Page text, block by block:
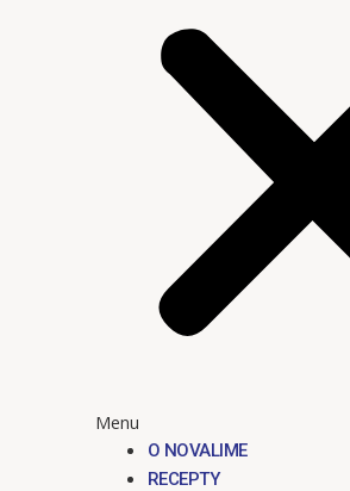
Menu
O NOVALIME
RECEPTY